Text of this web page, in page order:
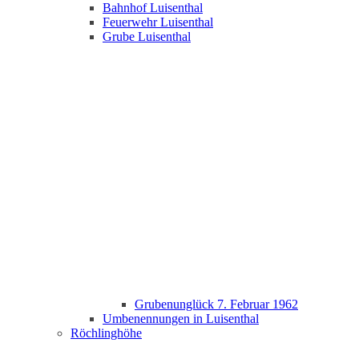
Bahnhof Luisenthal
Feuerwehr Luisenthal
Grube Luisenthal
Grubenunglück 7. Februar 1962
Umbenennungen in Luisenthal
Röchlinghöhe